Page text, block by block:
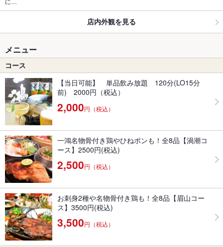
店内外観を見る
メニュー
コース
【当日可能】 単品飲み放題 120分(LO15分
前) 2000円（税込）
2,000円（税込）
一鴻名物骨付き鶏やひねポンも！全8品【渦潮コ
ース】2500円(税込)
2,500円（税込）
お刺身2種や名物骨付き鶏も！全8品【眉山コー
ス】3500円(税込)
3,500円（税込）